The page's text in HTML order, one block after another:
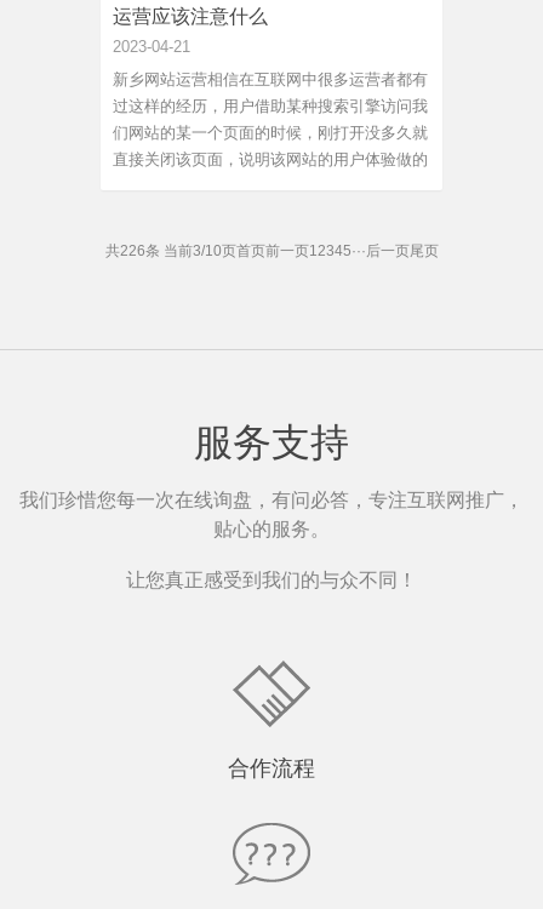
运营应该注意什么
2023-04-21
新乡网站运营相信在互联网中很多运营者都有
过这样的经历，用户借助某种搜索引擎访问我
们网站的某一个页面的时候，刚打开没多久就
直接关闭该页面，说明该网站的用户体验做的
方针，不能防止一些影响运营效果因素出现的
共226条 当前3/10页首页前一页12345···后一页尾页
服务支持
我们珍惜您每一次在线询盘，有问必答，专注互联网推广，
贴心的服务。
让您真正感受到我们的与众不同！
合作流程